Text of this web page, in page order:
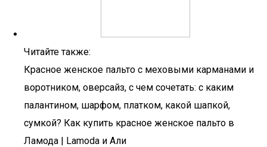
Читайте также:
Красное женское пальто с меховыми карманами и
воротником, оверсайз, с чем сочетать: с каким
палантином, шарфом, платком, какой шапкой,
сумкой? Как купить красное женское пальто в
Ламода | Lamoda и Али